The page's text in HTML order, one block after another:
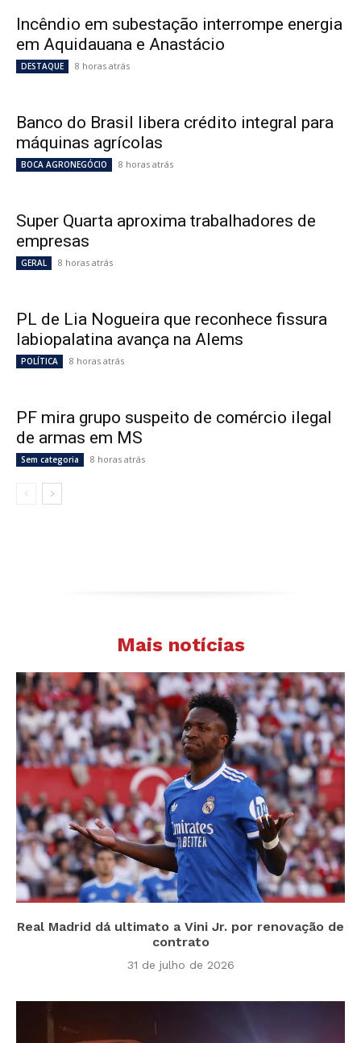
Incêndio em subestação interrompe energia
em Aquidauana e Anastácio
DESTAQUE 8 horas atrás
Banco do Brasil libera crédito integral para
máquinas agrícolas
BOCA AGRONEGÓCIO 8 horas atrás
Super Quarta aproxima trabalhadores de
empresas
GERAL 8 horas atrás
PL de Lia Nogueira que reconhece fissura
labiopalatina avança na Alems
POLÍTICA 8 horas atrás
PF mira grupo suspeito de comércio ilegal
de armas em MS
Sem categoria 8 horas atrás
Mais notícias
Real Madrid dá ultimato a Vini Jr. por renovação de
contrato
31 de julho de 2026